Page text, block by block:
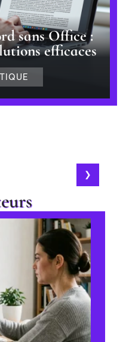
sans Office :
efficaces